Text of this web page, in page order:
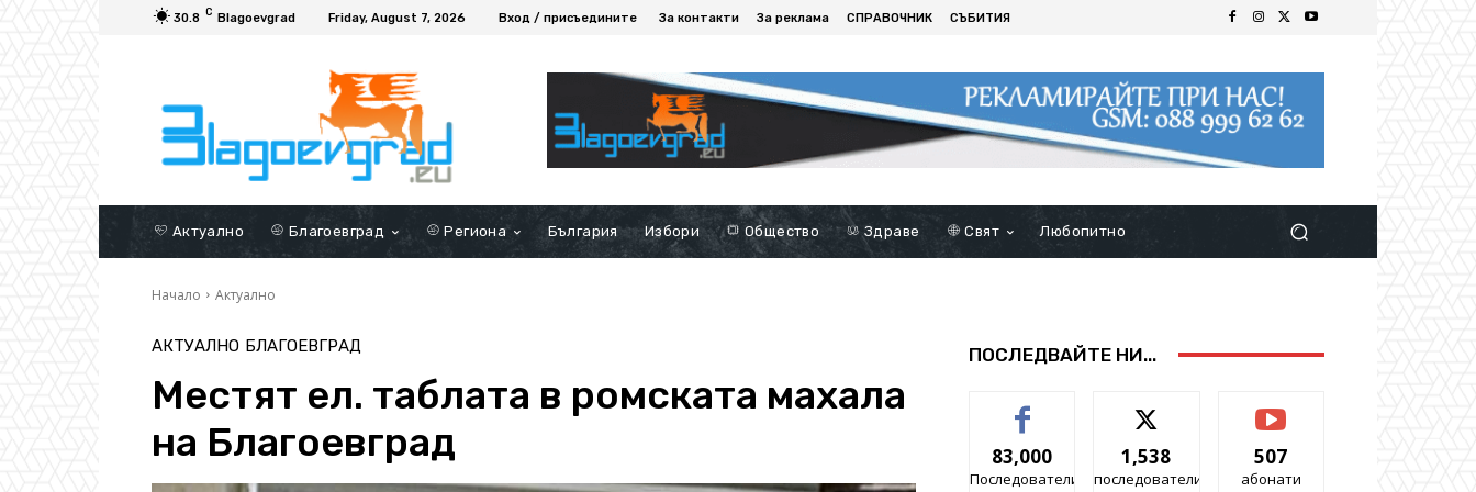
30.8 C Blagoevgrad Friday, August 7, 2026 Вход / присъедините За контакти За реклама СПРАВОЧНИК СЪБИТИЯ
Актуално Благоевград Региона България Избори Общество Здраве Свят Любопитно
Начало Актуално
АКТУАЛНО БЛАГОЕВГРАД
Местят ел. таблата в ромската махала
на Благоевград
ПОСЛЕДВАЙТЕ НИ...
83,000
Последователи
1,538
последователи
507
абонати